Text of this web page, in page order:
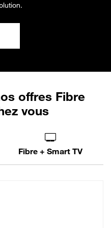
offres Fibre
vous
Fibre + Smart TV
Lite Fibre